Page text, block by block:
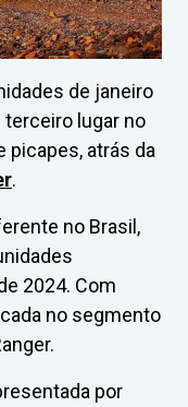
de janeiro
lugar no
picapes, atrás da
.
no Brasil,
2024. Com
no segmento
por